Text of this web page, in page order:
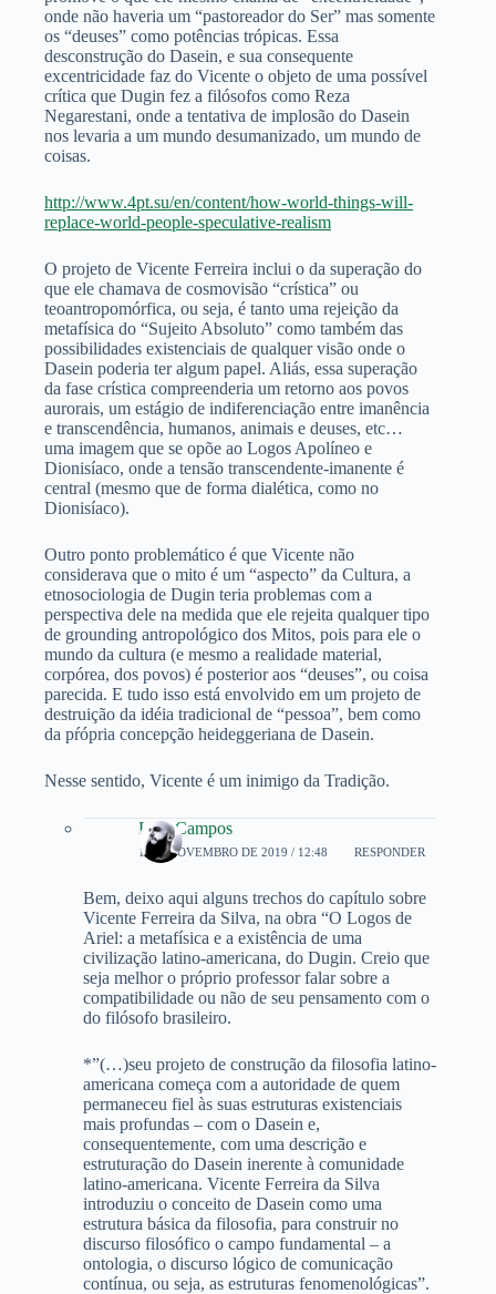
onde não haveria um “pastoreador do Ser” mas somente
os “deuses” como potências trópicas. Essa
desconstrução do Dasein, e sua consequente
excentricidade faz do Vicente o objeto de uma possível
crítica que Dugin fez a filósofos como Reza
Negarestani, onde a tentativa de implosão do Dasein
nos levaria a um mundo desumanizado, um mundo de
coisas.
http://www.4pt.su/en/content/how-world-things-will-
replace-world-people-speculative-realism
O projeto de Vicente Ferreira inclui o da superação do
que ele chamava de cosmovisão “crística” ou
teoantropomórfica, ou seja, é tanto uma rejeição da
metafísica do “Sujeito Absoluto” como também das
possibilidades existenciais de qualquer visão onde o
Dasein poderia ter algum papel. Aliás, essa superação
da fase crística compreenderia um retorno aos povos
aurorais, um estágio de indiferenciação entre imanência
e transcendência, humanos, animais e deuses, etc…
uma imagem que se opõe ao Logos Apolíneo e
Dionisíaco, onde a tensão transcendente-imanente é
central (mesmo que de forma dialética, como no
Dionisíaco).
Outro ponto problemático é que Vicente não
considerava que o mito é um “aspecto” da Cultura, a
etnosociologia de Dugin teria problemas com a
perspectiva dele na medida que ele rejeita qualquer tipo
de grounding antropológico dos Mitos, pois para ele o
mundo da cultura (e mesmo a realidade material,
corpórea, dos povos) é posterior aos “deuses”, ou coisa
parecida. E tudo isso está envolvido em um projeto de
destruição da idéia tradicional de “pessoa”, bem como
da pŕópria concepção heideggeriana de Dasein.
Nesse sentido, Vicente é um inimigo da Tradição.
Luiz Campos
1 DE NOVEMBRO DE 2019 / 12:48 RESPONDER
Bem, deixo aqui alguns trechos do capítulo sobre
Vicente Ferreira da Silva, na obra “O Logos de
Ariel: a metafísica e a existência de uma
civilização latino-americana, do Dugin. Creio que
seja melhor o próprio professor falar sobre a
compatibilidade ou não de seu pensamento com o
do filósofo brasileiro.
*”(…)seu projeto de construção da filosofia latino-
americana começa com a autoridade de quem
permaneceu fiel às suas estruturas existenciais
mais profundas – com o Dasein e,
consequentemente, com uma descrição e
estruturação do Dasein inerente à comunidade
latino-americana. Vicente Ferreira da Silva
introduziu o conceito de Dasein como uma
estrutura básica da filosofia, para construir no
discurso filosófico o campo fundamental – a
ontologia, o discurso lógico de comunicação
contínua, ou seja, as estruturas fenomenológicas”.